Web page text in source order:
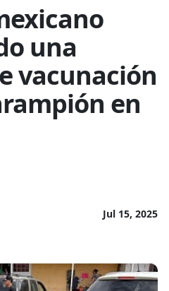
una
vacunación
en
Jul 15, 2025